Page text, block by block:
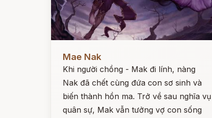
Mae Nak
Khi người chồng - Mak đi lính, nàng
Nak đã chết cùng đứa con sơ sinh và
biến thành hồn ma. Trở về sau nghĩa vụ
quân sự, Mak vẫn tưởng vợ con sống